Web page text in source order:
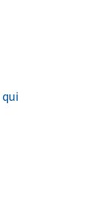
qui